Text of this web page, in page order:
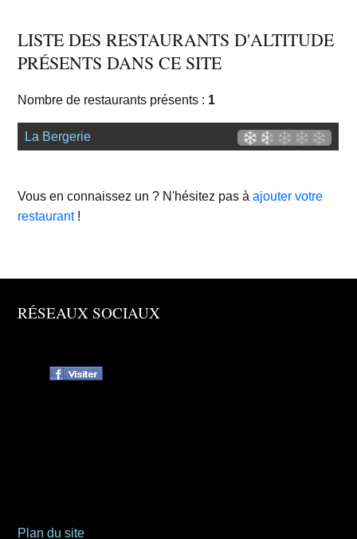
LISTE DES RESTAURANTS D'ALTITUDE
PRÉSENTS DANS CE SITE
Nombre de restaurants présents : 1
La Bergerie
Vous en connaissez un ? N'hésitez pas àajouter votre
restaurant!
RÉSEAUX SOCIAUX
Plan du site